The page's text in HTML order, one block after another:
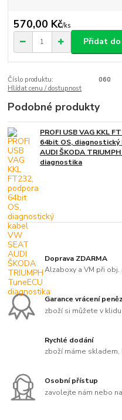
570,00 Kč/ks
Přidat
Číslo produktu:
060
Hlídat cenu / dostupnost
Podobné produkty
PROFI USB VAG KKL
64bit OS, diagnostický
AUDI ŠKODA
diagnostika
Doprava ZDARMA
Alzaboxy a VM při obj.
Garance vrácení peněz
zboží si můžete v
Rychlé dodání
zboží máme
Osobní přístup
zavolejte nám nebo